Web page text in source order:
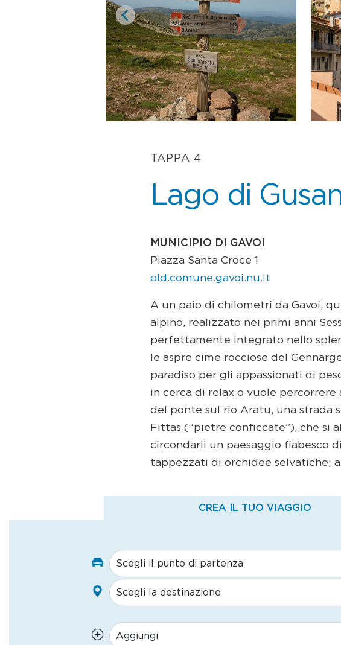
TAPPA 4
Lago di
MUNICIPIO DI GAVOI
Piazza Santa Croce 1
old.comune.gavoi.nu.it
A un paio di chilometri da Gavoi,
alpino, realizzato nei primi anni
perfettamente integrato nello
le aspre cime rocciose del
paradiso per gli appassionati di
in cerca di relax o vuole percorrere
del ponte sul rio Aratu, una strada
Fittas (“pietre conficcate”), che si
circondarli un paesaggio fiabesco
tappezzati di orchidee selvatiche;